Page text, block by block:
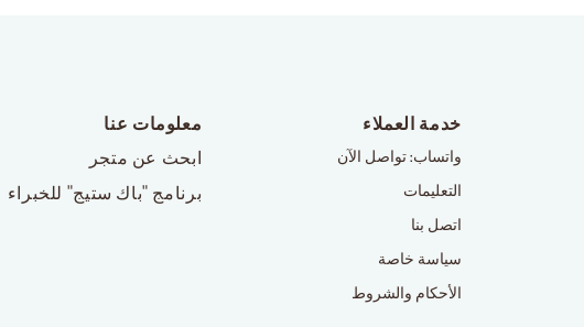
خدمة العملاء
واتساب: تواصل الآن
التعليمات
اتصل بنا
سياسة خاصة
الأحكام والشروط
معلومات عنا
ابحث عن متجر
برنامج "باك ستيج" للخبراء